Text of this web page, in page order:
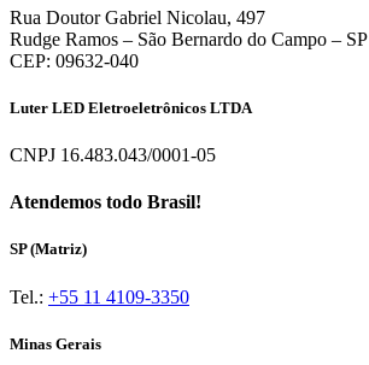
Rua Doutor Gabriel Nicolau, 497
Rudge Ramos – São Bernardo do Campo – SP
CEP: 09632-040
Luter LED Eletroeletrônicos LTDA
CNPJ 16.483.043/0001-05
Atendemos todo Brasil!
SP (Matriz)
Tel.: +55 11 4109-3350
Minas Gerais